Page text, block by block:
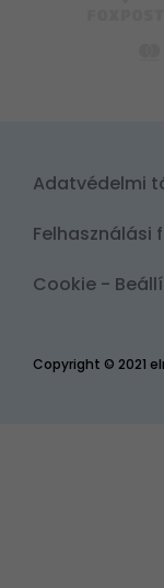
Copyright © 2021
Adatvédelmi
Felhasználási
Cookie -